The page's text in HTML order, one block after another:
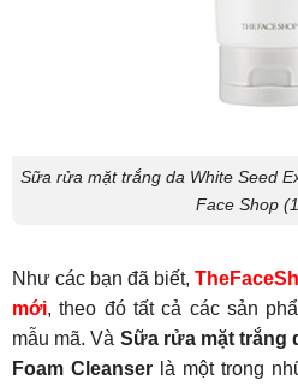
Sữa rửa mặt trắng da White Seed
Face Shop
Như các bạn đã biết,
mới, theo đó tất cả các sản
mẫu mã. Và Sữa rửa mặt trắng
Foam Cleanserlà một trong